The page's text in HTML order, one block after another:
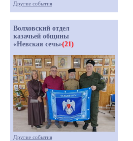
Другие события
Волховский отдел
казачьей общины
«Невская сечь»(21)
Другие события